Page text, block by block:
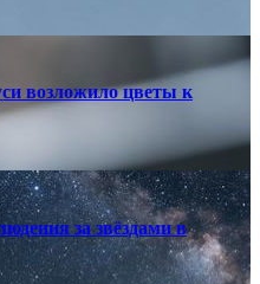
возложило цветы к
за звёздами в